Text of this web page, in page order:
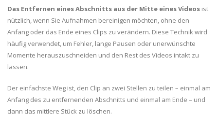
Das Entfernen eines Abschnitts aus der Mitte eines Videos ist
nützlich, wenn Sie Aufnahmen bereinigen möchten, ohne den
Anfang oder das Ende eines Clips zu verändern. Diese Technik wird
häufig verwendet, um Fehler, lange Pausen oder unerwünschte
Momente herauszuschneiden und den Rest des Videos intakt zu
lassen.
Der einfachste Weg ist, den Clip an zwei Stellen zu teilen – einmal am
Anfang des zu entfernenden Abschnitts und einmal am Ende – und
dann das mittlere Stück zu löschen.